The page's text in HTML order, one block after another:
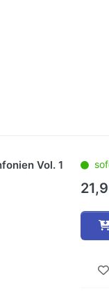
Vol. 1